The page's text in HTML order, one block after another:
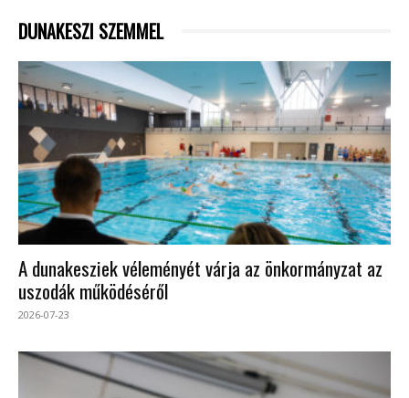
DUNAKESZI SZEMMEL
A dunakesziek véleményét várja az önkormányzat az
uszodák működéséről
2026-07-23